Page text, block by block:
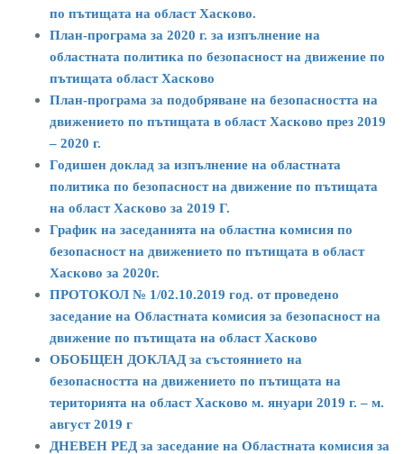
по пътищата на област Хасково.
План-програма за 2020 г. за изпълнение на
областната политика по безопасност на движение по
пътищата област Хасково
План-програма за подобряване на безопасността на
движението по пътищата в област Хасково през 2019
– 2020 г.
Годишен доклад за изпълнение на областната
политика по безопасност на движение по пътищата
на област Хасково за 2019 Г.
График на заседанията на областна комисия по
безопасност на движението по пътищата в област
Хасково за 2020г.
ПРОТОКОЛ № 1/02.10.2019 год. от проведено
заседание на Областната комисия за безопасност на
движение по пътищата на област Хасково
ОБОБЩЕН ДОКЛАД за състоянието на
безопасността на движението по пътищата на
територията на област Хасково м. януари 2019 г. – м.
август 2019 г
ДНЕВЕН РЕД за заседание на Областната комисия за